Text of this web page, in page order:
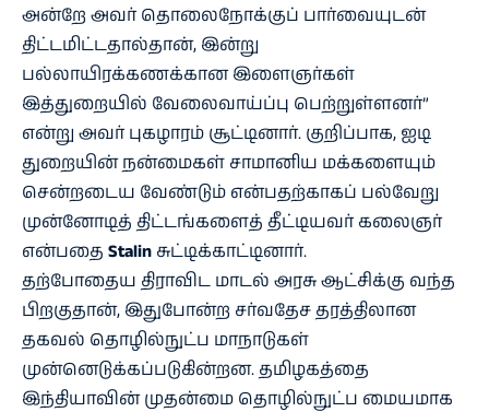
அன்றே அவர் தொலைநோக்குப் பார்வையுடன்
திட்டமிட்டதால்தான், இன்று
பல்லாயிரக்கணக்கான இளைஞர்கள்
இத்துறையில் வேலைவாய்ப்பு பெற்றுள்ளனர்”
என்று அவர் புகழாரம் சூட்டினார். குறிப்பாக, ஐடி
துறையின் நன்மைகள் சாமானிய மக்களையும்
சென்றடைய வேண்டும் என்பதற்காகப் பல்வேறு
முன்னோடித் திட்டங்களைத் தீட்டியவர் கலைஞர்
என்பதை Stalin சுட்டிக்காட்டினார்.
தற்போதைய திராவிட மாடல் அரசு ஆட்சிக்கு வந்த
பிறகுதான், இதுபோன்ற சர்வதேச தரத்திலான
தகவல் தொழில்நுட்ப மாநாடுகள்
முன்னெடுக்கப்படுகின்றன. தமிழகத்தை
இந்தியாவின் முதன்மை தொழில்நுட்ப மையமாக